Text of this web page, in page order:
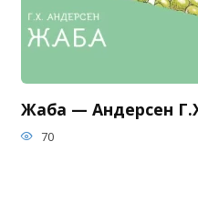
Жаба — Андерсен
70